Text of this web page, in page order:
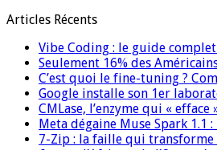
Articles Récents
Vibe Coding : le guide
Seulement 16% des
C’est quoi le fine-tuning ?
Google installe son 1er
CMLase, l’enzyme qui «
Meta dégaine Muse Spark 1.1
7-Zip : la faille qui transforme